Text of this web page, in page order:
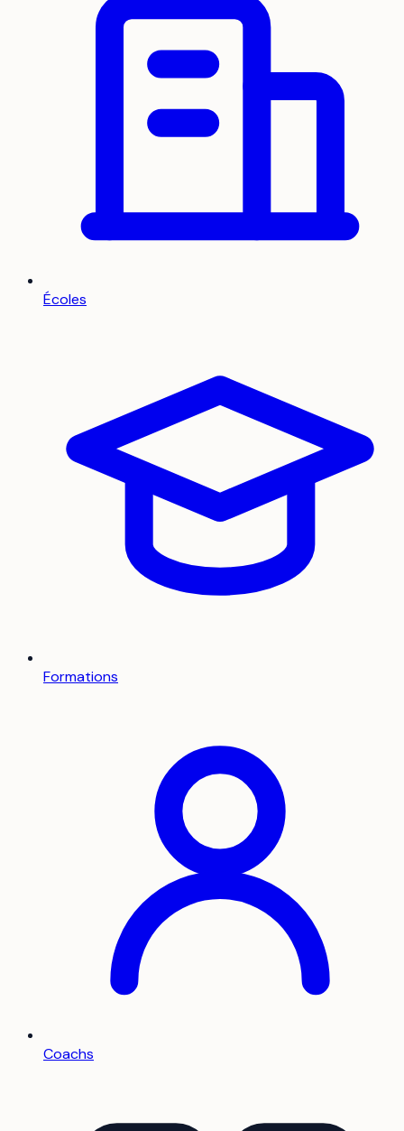
Écoles
Formations
Coachs